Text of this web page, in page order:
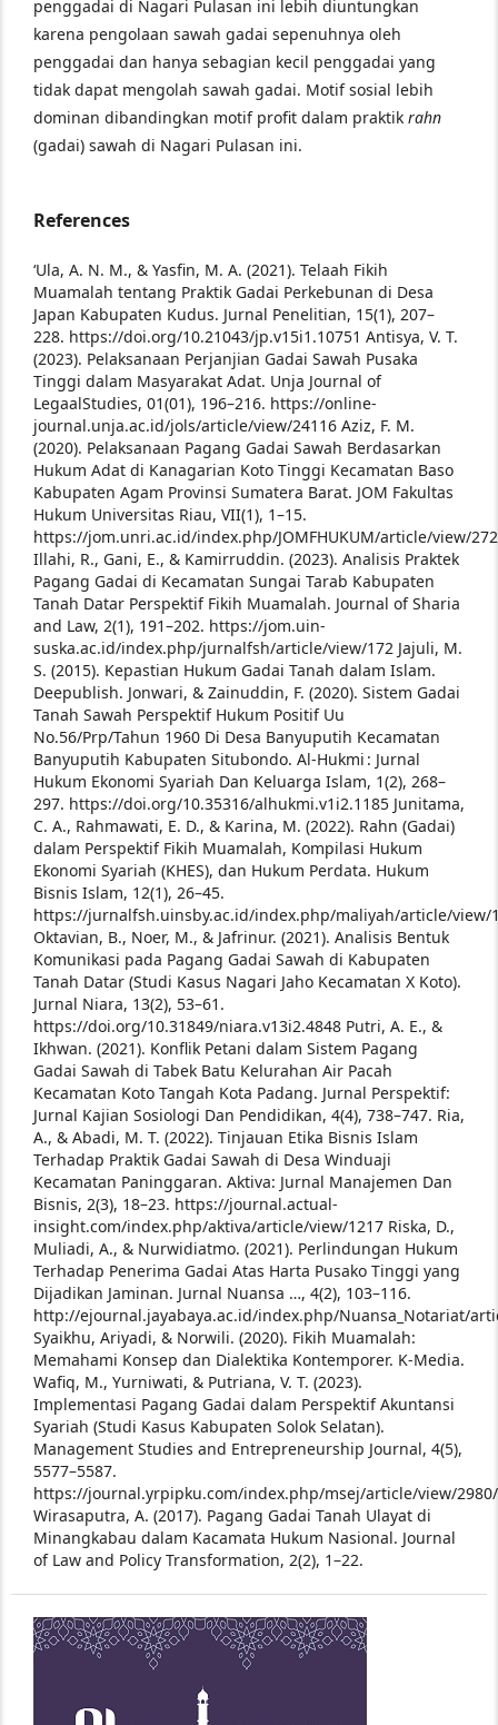
penggadai di Nagari Pulasan ini lebih diuntungkan
karena pengolaan sawah gadai sepenuhnya oleh
penggadai dan hanya sebagian kecil penggadai yang
tidak dapat mengolah sawah gadai. Motif sosial lebih
dominan dibandingkan motif profit dalam praktik rahn
(gadai) sawah di Nagari Pulasan ini.
References
‘Ula, A. N. M., & Yasfin, M. A. (2021). Telaah Fikih
Muamalah tentang Praktik Gadai Perkebunan di Desa
Japan Kabupaten Kudus. Jurnal Penelitian, 15(1), 207–
228. https://doi.org/10.21043/jp.v15i1.10751 Antisya, V. T.
(2023). Pelaksanaan Perjanjian Gadai Sawah Pusaka
Tinggi dalam Masyarakat Adat. Unja Journal of
LegaalStudies, 01(01), 196–216. https://online-
journal.unja.ac.id/jols/article/view/24116 Aziz, F. M.
(2020). Pelaksanaan Pagang Gadai Sawah Berdasarkan
Hukum Adat di Kanagarian Koto Tinggi Kecamatan Baso
Kabupaten Agam Provinsi Sumatera Barat. JOM Fakultas
Hukum Universitas Riau, VII(1), 1–15.
https://jom.unri.ac.id/index.php/JOMFHUKUM/article/view/
Illahi, R., Gani, E., & Kamirruddin. (2023). Analisis Praktek
Pagang Gadai di Kecamatan Sungai Tarab Kabupaten
Tanah Datar Perspektif Fikih Muamalah. Journal of Sharia
and Law, 2(1), 191–202. https://jom.uin-
suska.ac.id/index.php/jurnalfsh/article/view/172 Jajuli, M.
S. (2015). Kepastian Hukum Gadai Tanah dalam Islam.
Deepublish. Jonwari, & Zainuddin, F. (2020). Sistem Gadai
Tanah Sawah Perspektif Hukum Positif Uu
No.56/Prp/Tahun 1960 Di Desa Banyuputih Kecamatan
Banyuputih Kabupaten Situbondo. Al-Hukmi : Jurnal
Hukum Ekonomi Syariah Dan Keluarga Islam, 1(2), 268–
297. https://doi.org/10.35316/alhukmi.v1i2.1185 Junitama,
C. A., Rahmawati, E. D., & Karina, M. (2022). Rahn (Gadai)
dalam Perspektif Fikih Muamalah, Kompilasi Hukum
Ekonomi Syariah (KHES), dan Hukum Perdata. Hukum
Bisnis Islam, 12(1), 26–45.
https://jurnalfsh.uinsby.ac.id/index.php/maliyah/article/view/
Oktavian, B., Noer, M., & Jafrinur. (2021). Analisis Bentuk
Komunikasi pada Pagang Gadai Sawah di Kabupaten
Tanah Datar (Studi Kasus Nagari Jaho Kecamatan X Koto).
Jurnal Niara, 13(2), 53–61.
https://doi.org/10.31849/niara.v13i2.4848 Putri, A. E., &
Ikhwan. (2021). Konflik Petani dalam Sistem Pagang
Gadai Sawah di Tabek Batu Kelurahan Air Pacah
Kecamatan Koto Tangah Kota Padang. Jurnal Perspektif:
Jurnal Kajian Sosiologi Dan Pendidikan, 4(4), 738–747. Ria,
A., & Abadi, M. T. (2022). Tinjauan Etika Bisnis Islam
Terhadap Praktik Gadai Sawah di Desa Winduaji
Kecamatan Paninggaran. Aktiva: Jurnal Manajemen Dan
Bisnis, 2(3), 18–23. https://journal.actual-
insight.com/index.php/aktiva/article/view/1217 Riska, D.,
Muliadi, A., & Nurwidiatmo. (2021). Perlindungan Hukum
Terhadap Penerima Gadai Atas Harta Pusako Tinggi yang
Dijadikan Jaminan. Jurnal Nuansa …, 4(2), 103–116.
http://ejournal.jayabaya.ac.id/index.php/Nuansa_Notariat/
Syaikhu, Ariyadi, & Norwili. (2020). Fikih Muamalah:
Memahami Konsep dan Dialektika Kontemporer. K-Media.
Wafiq, M., Yurniwati, & Putriana, V. T. (2023).
Implementasi Pagang Gadai dalam Perspektif Akuntansi
Syariah (Studi Kasus Kabupaten Solok Selatan).
Management Studies and Entrepreneurship Journal, 4(5),
5577–5587.
https://journal.yrpipku.com/index.php/msej/article/view/
Wirasaputra, A. (2017). Pagang Gadai Tanah Ulayat di
Minangkabau dalam Kacamata Hukum Nasional. Journal
of Law and Policy Transformation, 2(2), 1–22.